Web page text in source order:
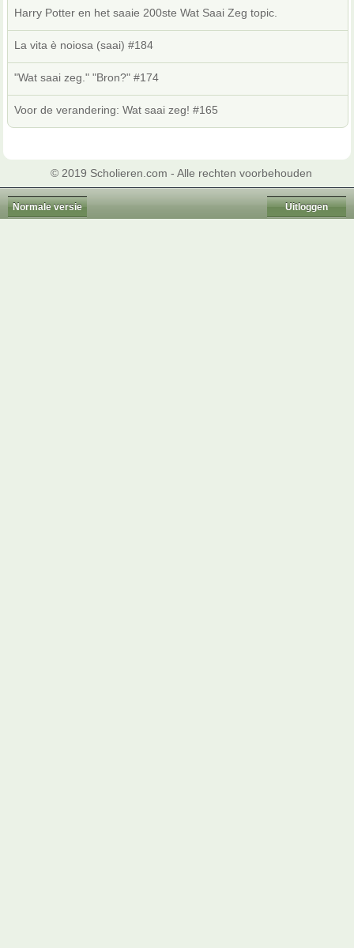
Harry Potter en het saaie 200ste Wat Saai Zeg topic.
La vita è noiosa (saai) #184
"Wat saai zeg." "Bron?" #174
Voor de verandering: Wat saai zeg! #165
© 2019 Scholieren.com - Alle rechten voorbehouden
Normale versie Uitloggen